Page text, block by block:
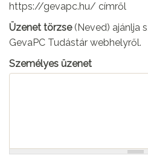
https://gevapc.hu/ címről
Üzenet törzse(Neved) ajánlja
GevaPC Tudástár webhelyről.
Személyes üzenet